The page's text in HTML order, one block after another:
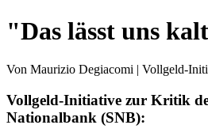
"Das lässt uns
Von Maurizio Degiacomi | Vollgeld-
Vollgeld-Initiative zur Kritik
Nationalbank (SNB):